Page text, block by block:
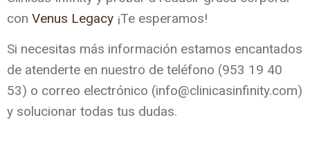
con Venus Legacy ¡Te esperamos!
Si necesitas más información estamos encantados
de atenderte en nuestro de teléfono (953 19 40
53) o correo electrónico (info@clinicasinfinity.com)
y solucionar todas tus dudas.